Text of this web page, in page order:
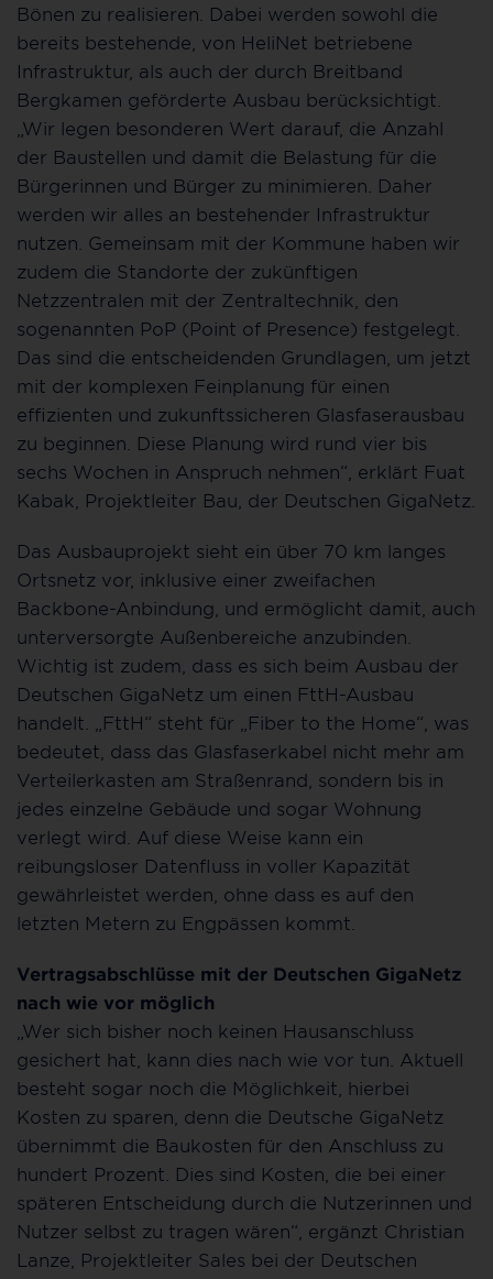
Bönen zu realisieren. Dabei werden sowohl die
bereits bestehende, von HeliNet betriebene
Infrastruktur, als auch der durch Breitband
Bergkamen geförderte Ausbau berücksichtigt.
„Wir legen besonderen Wert darauf, die Anzahl
der Baustellen und damit die Belastung für die
Bürgerinnen und Bürger zu minimieren. Daher
werden wir alles an bestehender Infrastruktur
nutzen. Gemeinsam mit der Kommune haben wir
zudem die Standorte der zukünftigen
Netzzentralen mit der Zentraltechnik, den
sogenannten PoP (Point of Presence) festgelegt.
Das sind die entscheidenden Grundlagen, um jetzt
mit der komplexen Feinplanung für einen
effizienten und zukunftssicheren Glasfaserausbau
zu beginnen. Diese Planung wird rund vier bis
sechs Wochen in Anspruch nehmen“, erklärt Fuat
Kabak, Projektleiter Bau, der Deutschen GigaNetz.
Das Ausbauprojekt sieht ein über 70 km langes
Ortsnetz vor, inklusive einer zweifachen
Backbone-Anbindung, und ermöglicht damit, auch
unterversorgte Außenbereiche anzubinden.
Wichtig ist zudem, dass es sich beim Ausbau der
Deutschen GigaNetz um einen FttH-Ausbau
handelt. „FttH“ steht für „Fiber to the Home“, was
bedeutet, dass das Glasfaserkabel nicht mehr am
Verteilerkasten am Straßenrand, sondern bis in
jedes einzelne Gebäude und sogar Wohnung
verlegt wird. Auf diese Weise kann ein
reibungsloser Datenfluss in voller Kapazität
gewährleistet werden, ohne dass es auf den
letzten Metern zu Engpässen kommt.
Vertragsabschlüsse mit der Deutschen GigaNetz
nach wie vor möglich
„Wer sich bisher noch keinen Hausanschluss
gesichert hat, kann dies nach wie vor tun. Aktuell
besteht sogar noch die Möglichkeit, hierbei
Kosten zu sparen, denn die Deutsche GigaNetz
übernimmt die Baukosten für den Anschluss zu
hundert Prozent. Dies sind Kosten, die bei einer
späteren Entscheidung durch die Nutzerinnen und
Nutzer selbst zu tragen wären“, ergänzt Christian
Lanze, Projektleiter Sales bei der Deutschen